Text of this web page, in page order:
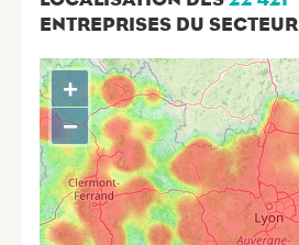
ENTREPRISES DU SECTEUR
+
−